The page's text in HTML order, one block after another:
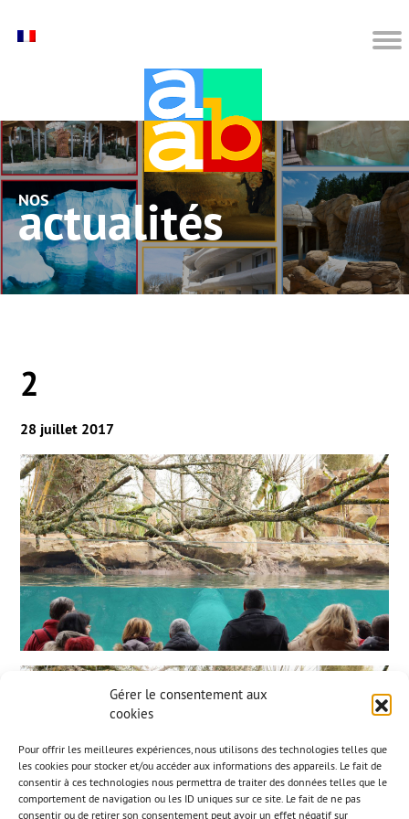
Gérer le consentement aux
cookies
Pour offrir les meilleures expériences, nous utilisons des technologies telles que
les cookies pour stocker et/ou accéder aux informations des appareils. Le fait de
consentir à ces technologies nous permettra de traiter des données telles que le
comportement de navigation ou les ID uniques sur ce site. Le fait de ne pas
consentir ou de retirer son consentement peut avoir un effet négatif sur
nos actualités
2
28 juillet 2017